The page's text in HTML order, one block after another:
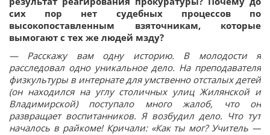
сих пор нет судебных процессов по
высокопоставленным взяточникам, которые
вымогают с тех же людей мзду?
— Расскажу вам одну историю. В молодости я
расследовал одно уникальное дело. На преподавателя
физкультуры в интернате для умственно отсталых детей
(он находился на углу столичных улиц Жилянской и
Владимирской) поступало много жалоб, что он
развращает воспитанников. Я возбудил дело. Что тут
началось в райкоме! Кричали: «Как ты мог? Учитель —